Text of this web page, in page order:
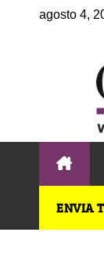
agosto 4,
ENVIA